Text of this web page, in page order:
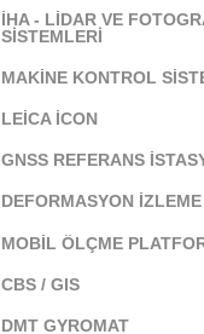
İHA - LIDAR VE
SISTEMLERI
MAKINE KONTROL
LEICA ICON
GNSS REFERANS
DEFORMASYON
MOBIL ÖLÇME
CBS / GIS
DMT GYROMAT